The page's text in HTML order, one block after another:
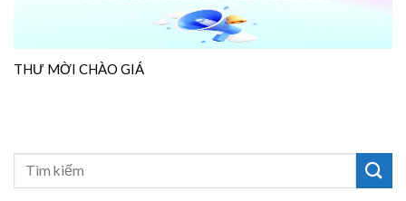
THƯ MỜI CHÀO GIÁ